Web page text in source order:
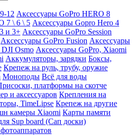
12 Аксессуары GoPro HERO 8
7 \ 6 \ 5 Аксессуары Gopro Hero 4
и 3+ Аксессуары GoPro Session
Аксессуары GoPro Fusion Аксессуары
Osmo Аксессуары GoPro, Xiaomi
Аккумуляторы, зарядки Боксы,
Крепеж на руль, трубу, оружие
Моноподы Всё для воды
платформы на скотче
и аксессуаров Крепления на
TimeLipse Крепеж на другие
камеры Xiaomi Карты памяти
Sup board (Сап доски)